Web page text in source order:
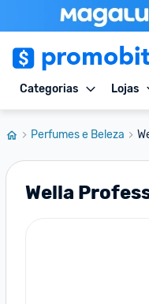
Categorias Lojas
Perfumes e Beleza
Wella